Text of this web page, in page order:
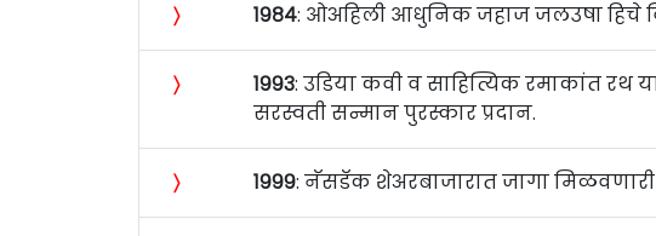
〉 १९८४: ओअहिली आधुनिक जहाज जलउषा हिचे
〉 १९९३: उडिया कवी व साहित्यिक रमाकांत रथ
सरस्वती सन्मान पुरस्कार प्रदान.
〉 १९९९: नॅसडॅक शेअरबाजारात जागा मिळवणारी